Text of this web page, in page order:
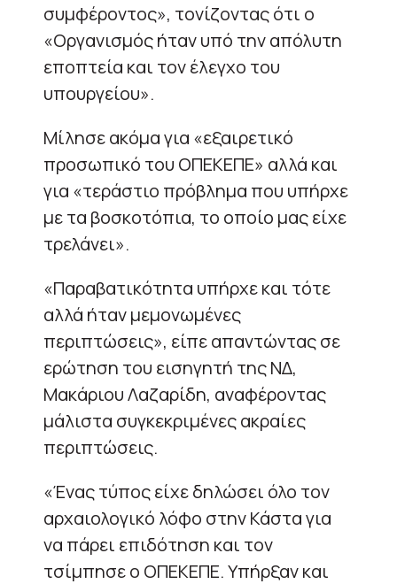
συμφέροντος», τονίζοντας ότι ο
«Οργανισμός ήταν υπό την απόλυτη
εποπτεία και τον έλεγχο του
υπουργείου».
Μίλησε ακόμα για «εξαιρετικό
προσωπικό του ΟΠΕΚΕΠΕ» αλλά και
για «τεράστιο πρόβλημα που υπήρχε
με τα βοσκοτόπια, το οποίο μας είχε
τρελάνει».
«Παραβατικότητα υπήρχε και τότε
αλλά ήταν μεμονωμένες
περιπτώσεις», είπε απαντώντας σε
ερώτηση του εισηγητή της ΝΔ,
Μακάριου Λαζαρίδη, αναφέροντας
μάλιστα συγκεκριμένες ακραίες
περιπτώσεις.
«Ένας τύπος είχε δηλώσει όλο τον
αρχαιολογικό λόφο στην Κάστα για
να πάρει επιδότηση και τον
τσίμπησε ο ΟΠΕΚΕΠΕ. Υπήρξαν και